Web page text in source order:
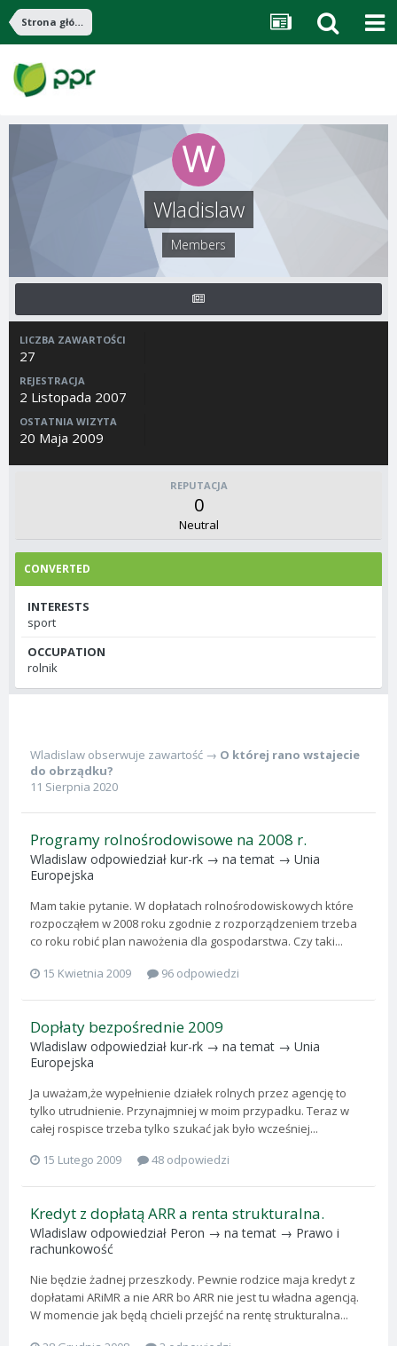
Strona główna
Wladislaw
Members
LICZBA ZAWARTOŚCI
27
REJESTRACJA
2 Listopada 2007
OSTATNIA WIZYTA
20 Maja 2009
REPUTACJA
0
Neutral
CONVERTED
INTERESTS
sport
OCCUPATION
rolnik
Wladislaw obserwuje zawartość → O której rano wstajecie
do obrządku?
11 Sierpnia 2020
Programy rolnośrodowisowe na 2008 r.
Wladislaw odpowiedział kur-rk → na temat → Unia
Europejska
Mam takie pytanie. W dopłatach rolnośrodowiskowych które
rozpocząłem w 2008 roku zgodnie z rozporządzeniem trzeba
co roku robić plan nawożenia dla gospodarstwa. Czy taki...
15 Kwietnia 2009
96 odpowiedzi
Dopłaty bezpośrednie 2009
Wladislaw odpowiedział kur-rk → na temat → Unia
Europejska
Ja uważam,że wypełnienie działek rolnych przez agencję to
tylko utrudnienie. Przynajmniej w moim przypadku. Teraz w
całej rospisce trzeba tylko szukać jak było wcześniej...
15 Lutego 2009
48 odpowiedzi
Kredyt z dopłatą ARR a renta strukturalna.
Wladislaw odpowiedział Peron → na temat → Prawo i
rachunkowość
Nie będzie żadnej przeszkody. Pewnie rodzice maja kredyt z
dopłatami ARiMR a nie ARR bo ARR nie jest tu władna agencją.
W momencie jak będą chcieli przejść na rentę strukturalna...